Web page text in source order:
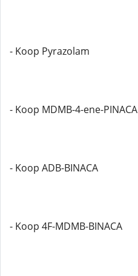
- Koop Pyrazolam
- Koop MDMB-4-ene-PINACA
- Koop ADB-BINACA
- Koop 4F-MDMB-BINACA